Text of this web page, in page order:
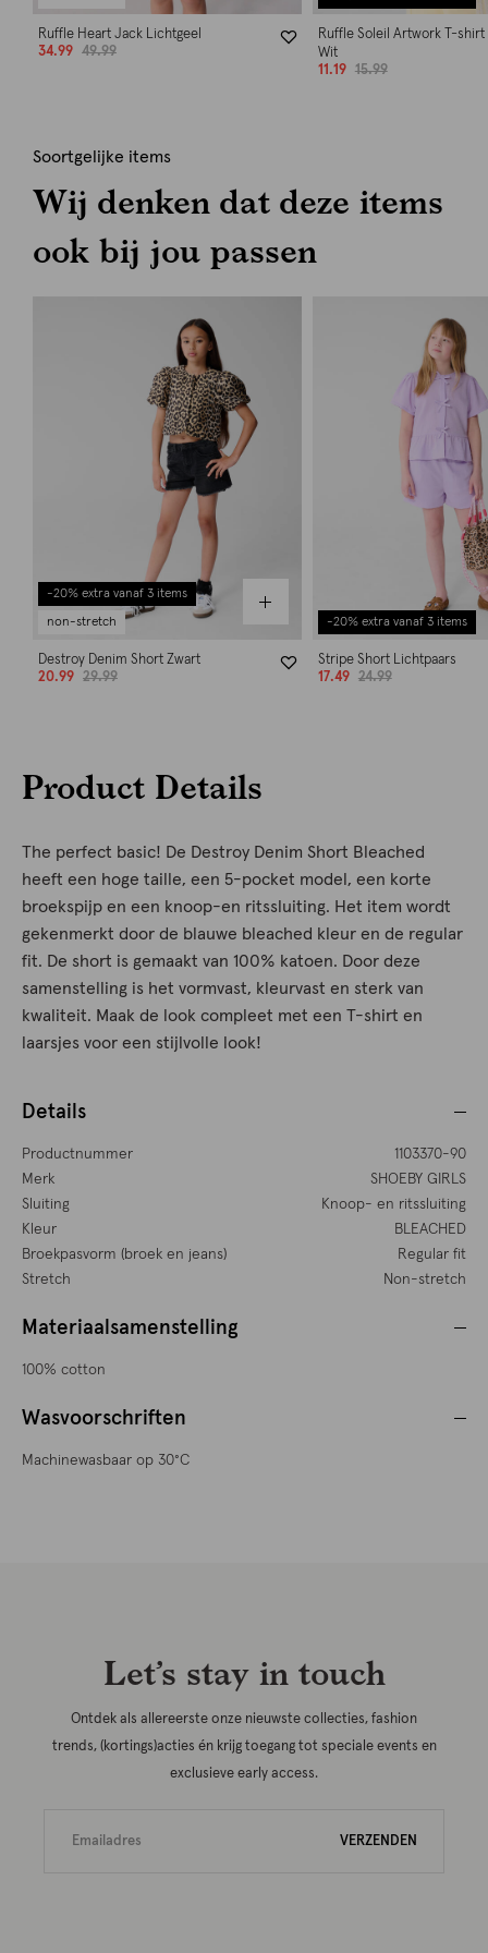
Ruffle Heart Jack Lichtgeel
34.99
49.99
Ruffle Soleil Artwork T-shirt
Wit
11.19
15.99
Soortgelijke items
Wij denken dat deze items
ook bij jou passen
-20% extra vanaf 3 items
non-stretch
Destroy Denim Short Zwart
20.99
29.99
-20% extra vanaf 3 items
Stripe Short Lichtpaars
17.49
24.99
Product Details
The perfect basic! De Destroy Denim Short Bleached
heeft een hoge taille, een 5-pocket model, een korte
broekspijp en een knoop-en ritssluiting. Het item wordt
gekenmerkt door de blauwe bleached kleur en de regular
fit. De short is gemaakt van 100% katoen. Door deze
samenstelling is het vormvast, kleurvast en sterk van
kwaliteit. Maak de look compleet met een T-shirt en
laarsjes voor een stijlvolle look!
Details
Productnummer
1103370-90
Merk
SHOEBY GIRLS
Sluiting
Knoop- en ritssluiting
Kleur
BLEACHED
Broekpasvorm (broek en jeans)
Regular fit
Stretch
Non-stretch
Materiaalsamenstelling
100% cotton
Wasvoorschriften
Machinewasbaar op 30°C
Let’s stay in touch
Ontdek als allereerste onze nieuwste collecties, fashion
trends, (kortings)acties én krijg toegang tot speciale events en
exclusieve early access.
VERZENDEN